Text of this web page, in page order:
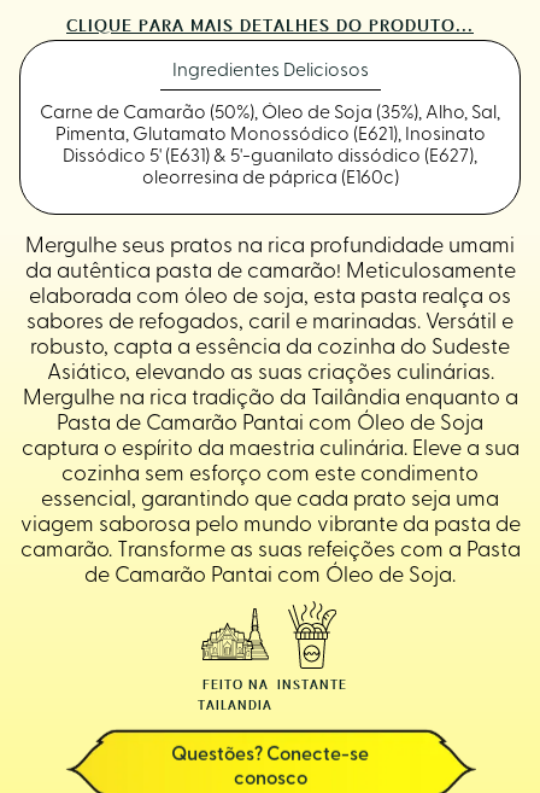
Mergulhe seus pratos na rica profundidade umami
da autêntica pasta de camarão! Meticulosamente
elaborada com óleo de soja, esta pasta realça os
sabores de refogados, caril e marinadas. Versátil e
robusto, capta a essência da cozinha do Sudeste
Asiático, elevando as suas criações culinárias.
Mergulhe na rica tradição da Tailândia enquanto a
Pasta de Camarão Pantai com Óleo de Soja
captura o espírito da maestria culinária. Eleve a sua
cozinha sem esforço com este condimento
essencial, garantindo que cada prato seja uma
viagem saborosa pelo mundo vibrante da pasta de
camarão. Transforme as suas refeições com a Pasta
de Camarão Pantai com Óleo de Soja.
FEITO NA
TAILANDIA
INSTANTE
Questões? Conecte-se
conosco
CLIQUE PARA MAIS DETALHES DO PRODUTO...
Ingredientes Deliciosos
Carne de Camarão (50%), Óleo de Soja (35%), Alho, Sal,
Pimenta, Glutamato Monossódico (E621), Inosinato
Dissódico 5' (E631) & 5'-guanilato dissódico (E627),
oleorresina de páprica (E160c)